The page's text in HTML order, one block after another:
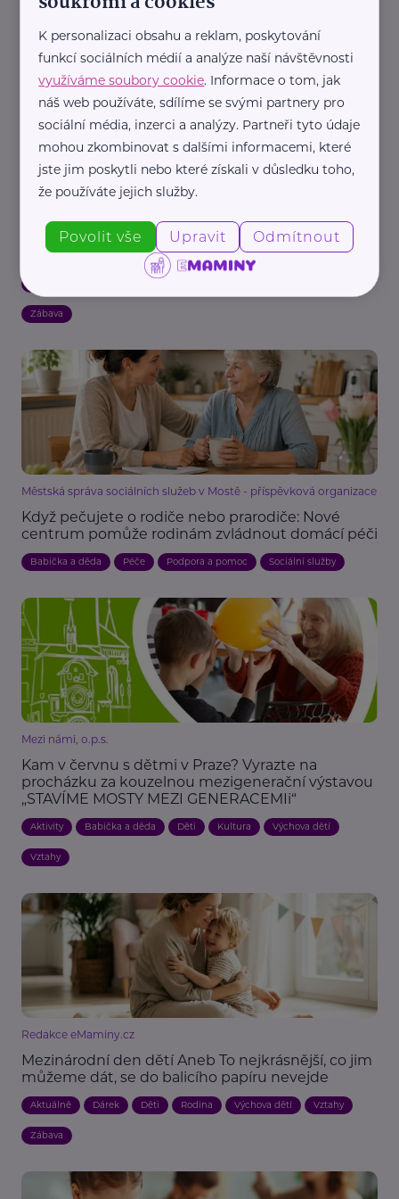
Mezi námi, o.p.s.
Co mohou děti získat od babiček a dědečků?
Výstava na Staroměstském náměstí připomíná
sílu mezigeneračních vztahů
Zábava
Městská správa sociálních služeb v Mostě - příspěvková organizace
Když pečujete o rodiče nebo prarodiče: Nové
centrum pomůže rodinám zvládnout domácí péči
Babička a děda Péče Podpora a pomoc Sociální služby
Mezi námi, o.p.s.
Kam v červnu s dětmi v Praze? Vyrazte na
procházku za kouzelnou mezigenerační výstavou
„STAVÍME MOSTY MEZI GENERACEMIi“
Aktivity Babička a děda Děti Kultura Výchova dětí
Vztahy
Redakce eMaminy.cz
Mezinárodní den dětí Aneb To nejkrásnější, co jim
můžeme dát, se do balicího papíru nevejde
Aktuálně Dárek Děti Rodina Výchova dětí Vztahy
Zábava
K personalizaci obsahu a reklam, poskytování
funkcí sociálních médií a analýze naší návštěvnosti
využíváme soubory cookie. Informace o tom, jak
náš web používáte, sdílíme se svými partnery pro
sociální média, inzerci a analýzy. Partneři tyto údaje
mohou zkombinovat s dalšími informacemi, které
jste jim poskytli nebo které získali v důsledku toho,
že používáte jejich služby.
Povolit vše Upravit Odmítnout